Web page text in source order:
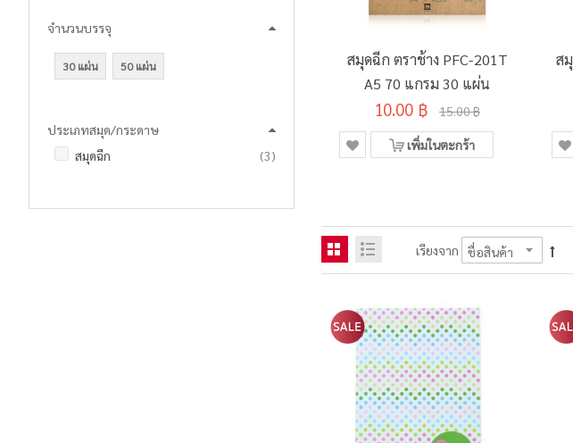
สมุดฉีก ตราช้าง PFC-201T
A5 70 แกรม 30 แผ่น
10.00 ฿ 15.00 ฿
เพิ่มในตะกร้า
ส
เรียงจาก
จำนวนบรรจุ
30 แผ่น 50 แผ่น
ประเภทสมุด/กระดาษ
สมุดฉีก
3รายการ